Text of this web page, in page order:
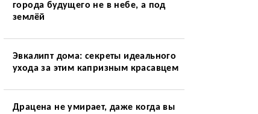
города будущего не в небе, а под
землёй
Эвкалипт дома: секреты идеального
ухода за этим капризным красавцем
Драцена не умирает, даже когда вы